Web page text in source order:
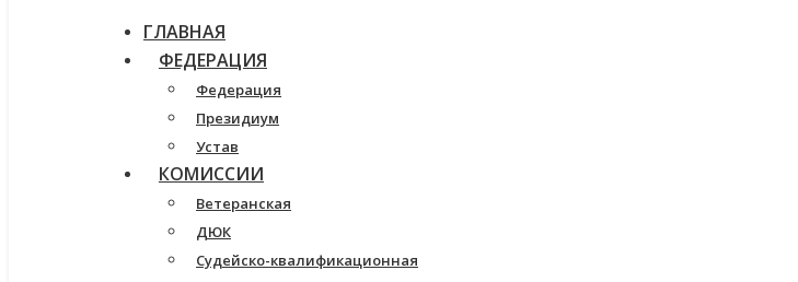
ГЛАВНАЯ
ФЕДЕРАЦИЯ
Федерация
Президиум
Устав
КОМИССИИ
Ветеранская
ДЮК
Судейско-квалификационная